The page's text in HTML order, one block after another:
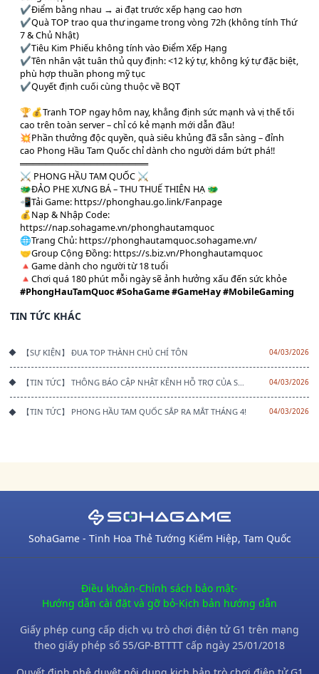
✔️Điểm bằng nhau → ai đạt trước xếp hạng cao hơn
✔️Quà TOP trao qua thư ingame trong vòng 72h (không tính Thứ
7 & Chủ Nhật)
✔️Tiêu Kim Phiếu không tính vào Điểm Xếp Hạng
✔️Tên nhân vật tuân thủ quy định: <12 ký tự, không ký tự đặc biệt,
phù hợp thuần phong mỹ tục
✔️Quyết định cuối cùng thuộc về BQT
🏆💰Tranh TOP ngay hôm nay, khẳng định sức mạnh và vị thế tối
cao trên toàn server – chỉ có kẻ mạnh mới dẫn đầu!
💥Phần thưởng độc quyền, quà siêu khủng đã sẵn sàng – đỉnh
cao Phong Hầu Tam Quốc chỉ dành cho người dám bứt phá!!
════════════════════
⚔️ PHONG HẦU TAM QUỐC ⚔️
🐲ĐẢO PHE XƯNG BÁ – THU THUẾ THIÊN HẠ 🐲
📲Tải Game: https://phonghau.go.link/Fanpage
💰Nạp & Nhập Code:
https://nap.sohagame.vn/phonghautamquoc
🌐Trang Chủ: https://phonghautamquoc.sohagame.vn/
🤝Group Cộng Đồng: https://s.biz.vn/Phonghautamquoc
🔺Game dành cho người từ 18 tuổi
🔺Chơi quá 180 phút mỗi ngày sẽ ảnh hưởng xấu đến sức khỏe
#PhongHauTamQuoc#SohaGame#GameHay#MobileGaming
TIN TỨC KHÁC
【SỰ KIỆN】 ĐUA TOP THÀNH CHỦ CHÍ TÔN 04/03/2026
04/03/2026
【TIN TỨC】 PHONG HẦU TAM QUỐC SẮP RA MẮT THÁNG 4! 04/03/2026
SohaGame - Tinh Hoa Thẻ Tướng Kiếm Hiệp, Tam Quốc
Điều khoản-Chính sách bảo mật-
Hướng dẫn cài đặt và gỡ bỏ-Kịch bản hướng dẫn
Giấy phép cung cấp dịch vụ trò chơi điện tử G1 trên mạng
theo giấy phép số 55/GP-BTTTT cấp ngày 25/01/2018